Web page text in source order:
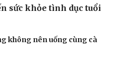
sức khỏe tình dục tuổi
không nên uống cùng cà